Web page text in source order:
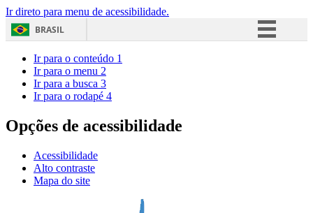
Ir direto para menu de acessibilidade.
BRASIL
Acesso à informação
Ir para o conteúdo 1
Ir para o menu 2
Ir para a busca 3
Ir para o rodapé 4
Opções de acessibilidade
Acessibilidade
Alto contraste
Mapa do site